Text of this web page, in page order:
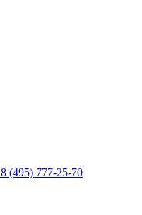
8 (495) 777-25-70